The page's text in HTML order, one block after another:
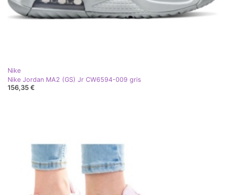
Nike
Nike Jordan MA2 (GS) Jr CW6594-009 gris
156,35 €